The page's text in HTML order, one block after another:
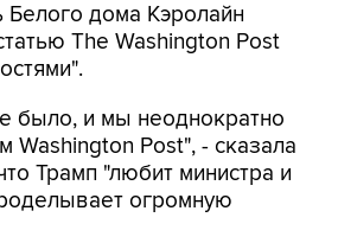
Белого дома Кэролайн
The Washington Post
было, и мы неоднократно
Washington Post", - сказала
Трамп "любит министра и
огромную